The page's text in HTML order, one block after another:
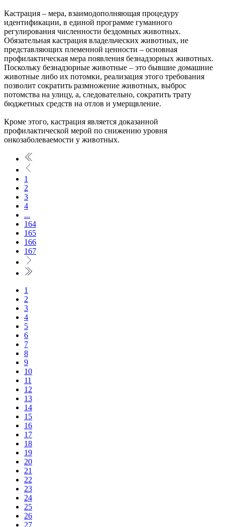
Кастрация – мера, взаимодополняющая процедуру
идентификации, в единой программе гуманного
регулирования численности бездомных животных.
Обязательная кастрация владельческих животных, не
представляющих племенной ценности – основная
профилактическая мера появления безнадзорных животных.
Поскольку безнадзорные животные – это бывшие домашние
животные либо их потомки, реализация этого требования
позволит сократить размножение животных, выброс
потомства на улицу, а, следовательно, сократить трату
бюджетных средств на отлов и умерщвление.
Кроме этого, кастрация является доказанной
профилактической мерой по снижению уровня
онкозаболеваемости у животных.
1
2
3
4
...
164
165
166
167
1
2
3
4
5
6
7
8
9
10
11
12
13
14
15
16
17
18
19
20
21
22
23
24
25
26
27